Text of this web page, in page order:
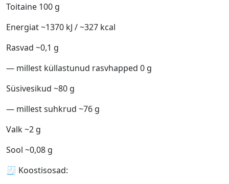
Toitaine 100 g
Energiat ~1370 kJ / ~327 kcal
Rasvad ~0,1 g
— millest küllastunud rasvhapped 0 g
Süsivesikud ~80 g
— millest suhkrud ~76 g
Valk ~2 g
Sool ~0,08 g
🧾 Koostisosad: